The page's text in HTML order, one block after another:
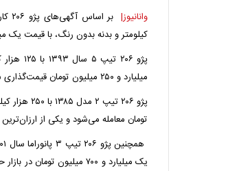
وانانیوز|
کیلومتر و بدنه بدون رنگ، با قیمت یک میلیارد و ۲۹۹ میلیون تومان در
پژو
میلیارد و ۲۵۰ میلیون تومان قیمت‌گذاری شده است.
تومان معامله می‌شود و یکی از